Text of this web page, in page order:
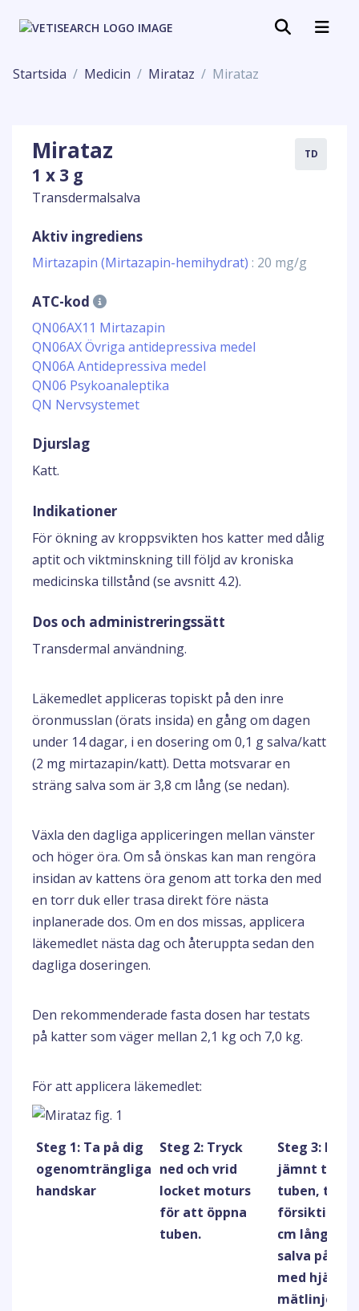
Startsida Medicin Mirataz Mirataz
Mirataz
1 x 3 g
Transdermalsalva
TD
Aktiv ingrediens
Mirtazapin (Mirtazapin-hemihydrat) : 20 mg/g
ATC-kod
QN06AX11 Mirtazapin
QN06AX Övriga antidepressiva medel
QN06A Antidepressiva medel
QN06 Psykoanaleptika
QN Nervsystemet
Djurslag
Katt.
Indikationer
För ökning av kroppsvikten hos katter med dålig
aptit och viktminskning till följd av kroniska
medicinska tillstånd (se avsnitt 4.2).
Dos och administreringssätt
Transdermal användning.
Läkemedlet appliceras topiskt på den inre
öronmusslan (örats insida) en gång om dagen
under 14 dagar, i en dosering om 0,1 g salva/katt
(2 mg mirtazapin/katt). Detta motsvarar en
sträng salva som är 3,8 cm lång (se nedan).
Växla den dagliga appliceringen mellan vänster
och höger öra. Om så önskas kan man rengöra
insidan av kattens öra genom att torka den med
en torr duk eller trasa direkt före nästa
inplanerade dos. Om en dos missas, applicera
läkemedlet nästa dag och återuppta sedan den
dagliga doseringen.
Den rekommenderade fasta dosen har testats
på katter som väger mellan 2,1 kg och 7,0 kg.
För att applicera läkemedlet:
Steg 1: Ta på dig
ogenomträngliga
handskar
Steg 2: Tryck
ned och vrid
locket moturs
för att öppna
tuben.
Steg 3:
jämnt tryck
tuben, tryck
försiktigt ut
cm lång
salva på
med hjälp
mätlinjen